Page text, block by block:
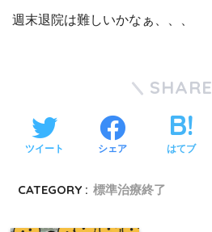
週末退院は難しいかなぁ、、、
SHARE
ツイート シェア はてブ
CATEGORY : 標準治療終了